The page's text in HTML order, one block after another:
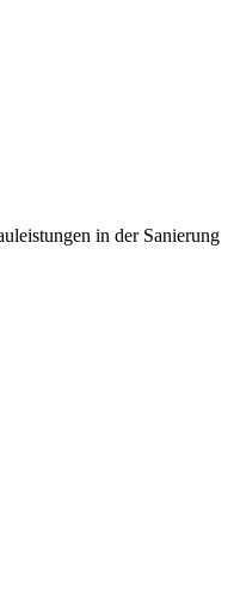
in der Sanierung